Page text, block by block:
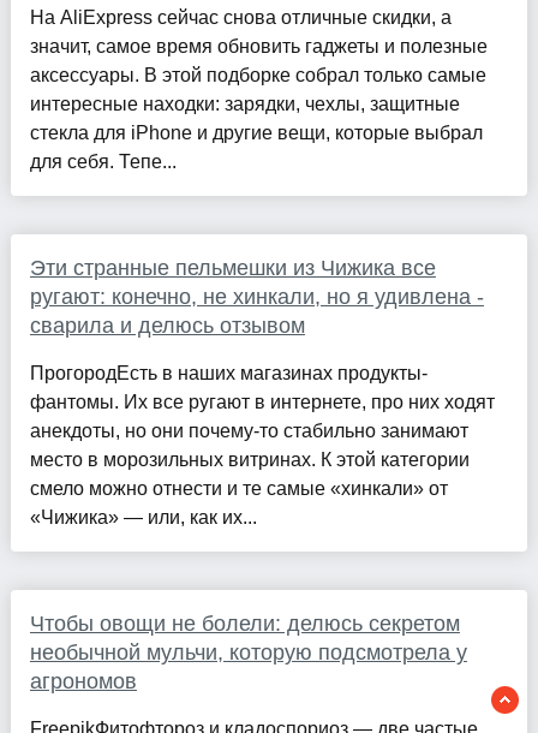
На AliExpress сейчас снова отличные скидки, а
значит, самое время обновить гаджеты и полезные
аксессуары. В этой подборке собрал только самые
интересные находки: зарядки, чехлы, защитные
стекла для iPhone и другие вещи, которые выбрал
для себя. Тепе...
Эти странные пельмешки из Чижика все
ругают: конечно, не хинкали, но я удивлена -
сварила и делюсь отзывом
ПрогородЕсть в наших магазинах продукты-
фантомы. Их все ругают в интернете, про них ходят
анекдоты, но они почему-то стабильно занимают
место в морозильных витринах. К этой категории
смело можно отнести и те самые «хинкали» от
«Чижика» — или, как их...
Чтобы овощи не болели: делюсь секретом
необычной мульчи, которую подсмотрела у
агрономов
FreepikФитофтороз и кладоспориоз — две частые